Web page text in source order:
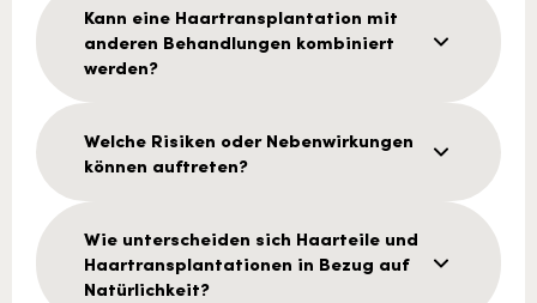
Kann eine Haartransplantation mit
anderen Behandlungen kombiniert
werden?
Welche Risiken oder Nebenwirkungen
können auftreten?
Wie unterscheiden sich Haarteile und
Haartransplantationen in Bezug auf
Natürlichkeit?